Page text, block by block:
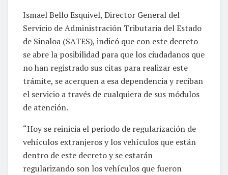
Ismael Bello Esquivel, Director General del
Servicio de Administración Tributaria del Estado
de Sinaloa (SATES), indicó que con este decreto
se abre la posibilidad para que los ciudadanos que
no han registrado sus citas para realizar este
trámite, se acerquen a esa dependencia y reciban
el servicio a través de cualquiera de sus módulos
de atención.
“Hoy se reinicia el periodo de regularización de
vehículos extranjeros y los vehículos que están
dentro de este decreto y se estarán
regularizando son los vehículos que fueron